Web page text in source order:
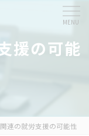
援の可能
連の就労支援の可能性